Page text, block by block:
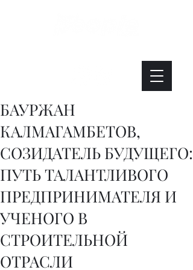
БАУРЖАН
КАЛМАГАМБЕТОВ,
СОЗИДАТЕЛЬ БУДУЩЕГО:
ПУТЬ ТАЛАНТЛИВОГО
ПРЕДПРИНИМАТЕЛЯ И
УЧЕНОГО В
СТРОИТЕЛЬНОЙ
ОТРАСЛИ